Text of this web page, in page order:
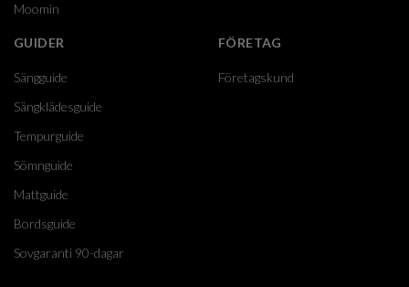
Moomin
GUIDER
Sängguide
Sängklädesguide
Tempurguide
Sömnguide
Mattguide
Bordsguide
Sovgaranti 90-dagar
FÖRETAG
Företagskund